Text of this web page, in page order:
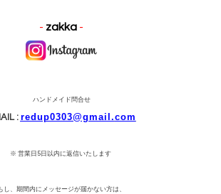
- zakka -
ハンドメイド問合せ
: redup0303@gmail.com
※ 営業日5日以内に返信いたします
し、 期間内にメッセージが届かない方は、